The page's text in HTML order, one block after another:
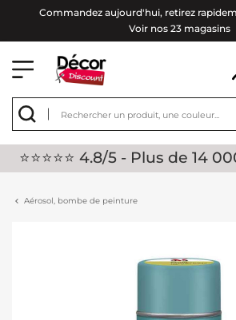
Commandez aujourd'hui, retirez
Voir nos 23 magasins
⭐⭐⭐⭐⭐ 4.8/5 - Plus de 14
Aérosol, bombe de peinture